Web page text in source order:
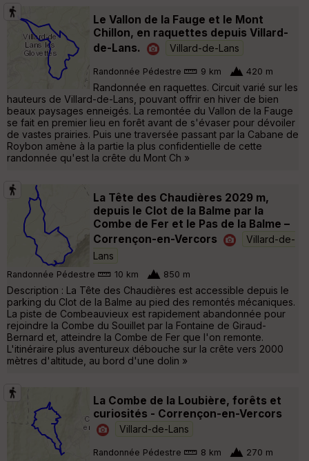
Le Vallon de la Fauge et le Mont
Chillon, en raquettes depuis Villard-
de-Lans.
Villard-de-Lans
Randonnée Pédestre 9 km 420 m
Randonnée en raquettes. Circuit varié sur les
hauteurs de Villard-de-Lans, pouvant offrir en hiver de bien
beaux paysages enneigés. La remontée du Vallon de la Fauge
se fait en premier lieu en forêt avant de s'évaser pour dévoiler
de vastes prairies. Puis une traversée passant par la Cabane de
Roybon amène à la partie la plus confidentielle de cette
randonnée qu'est la crête du Mont Ch »
La Tête des Chaudières 2029 m,
depuis le Clot de la Balme par la
Combe de Fer et le Pas de la Balme –
Corrençon-en-Vercors
Villard-de-
Lans
Randonnée Pédestre 10 km 850 m
Description : La Tête des Chaudières est accessible depuis le
parking du Clot de la Balme au pied des remontés mécaniques.
La piste de Combeauvieux est rapidement abandonnée pour
rejoindre la Combe du Souillet par la Fontaine de Giraud-
Bernard et, atteindre la Combe de Fer que l'on remonte.
L'itinéraire plus aventureux débouche sur la crête vers 2000
mètres d'altitude, au bord d'une dolin »
La Combe de la Loubière, forêts et
curiosités - Corrençon-en-Vercors
Villard-de-Lans
Randonnée Pédestre 8 km 270 m